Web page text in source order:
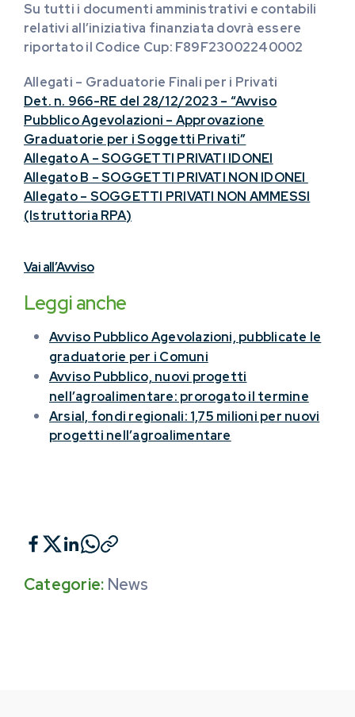
Su tutti i documenti amministrativi e contabili
relativi all’iniziativa finanziata dovrà essere
riportato il Codice Cup: F89F23002240002
Allegati – Graduatorie Finali per i Privati
Det. n. 966-RE del 28/12/2023 – “Avviso
Pubblico Agevolazioni – Approvazione
Graduatorie per i Soggetti Privati”
Allegato A – SOGGETTI PRIVATI IDONEI
Allegato B – SOGGETTI PRIVATI NON IDONEI
Allegato – SOGGETTI PRIVATI NON AMMESSI
(Istruttoria RPA)
Vai all’Avviso
Leggi anche
Avviso Pubblico Agevolazioni, pubblicate le
graduatorie per i Comuni
Avviso Pubblico, nuovi progetti
nell’agroalimentare: prorogato il termine
Arsial, fondi regionali: 1,75 milioni per nuovi
progetti nell’agroalimentare
Categorie: News